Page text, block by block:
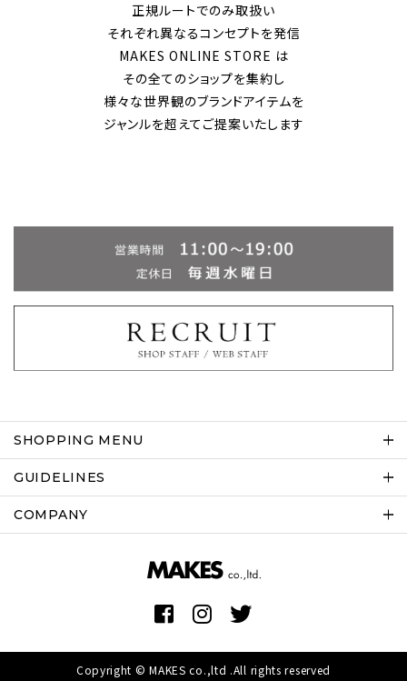
正規ルートでのみ取扱い
それぞれ異なるコンセプトを発信
MAKES ONLINE STORE は
その全てのショップを集約し
様々な世界観のブランドアイテムを
ジャンルを超えてご提案いたします
SHOPPING MENU
GUIDELINES
COMPANY
Copyright © MAKES co.,ltd .All rights reserved